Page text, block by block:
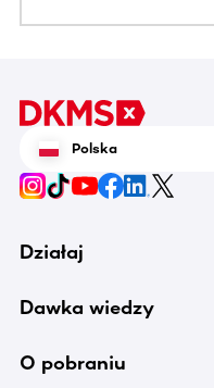
Polska
Działaj
Dawka wiedzy
O pobraniu